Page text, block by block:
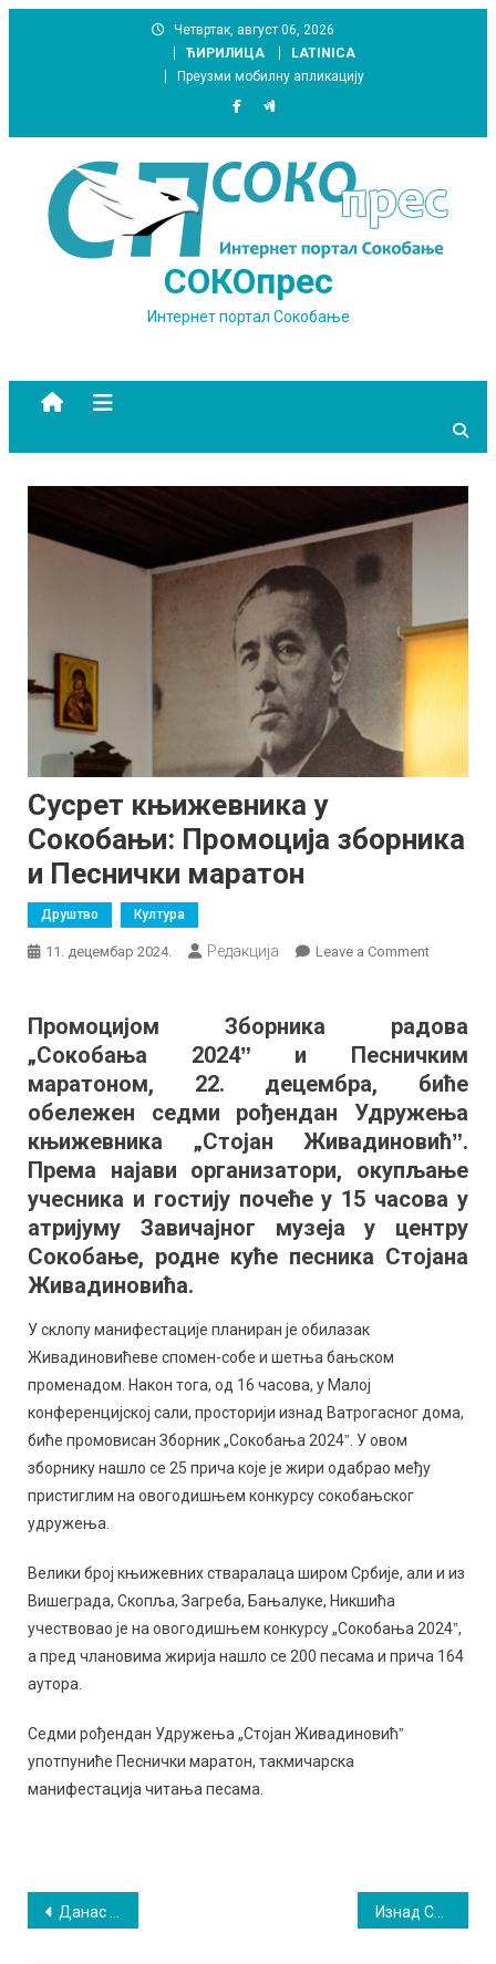
Четвртак, август 06, 2026
ЋИРИЛИЦА
LATINICA
Преузми мобилну апликацију
СОКОпрес
Интернет портал Сокобање
Сусрет књижевника у
Сокобањи: Промоција зборника
и Песнички маратон
Друштво Култура
11. децембар 2024. Редакција Leave a Commenton
у
Песнички
маратон
Промоцијом Зборника радова
„Сокобања 2024ˮ и Песничким
маратоном, 22. децембра, биће
обележен седми рођендан Удружења
књижевника „Стојан Живадиновићˮ.
Према најави организатори, окупљање
учесника и гостију почеће у 15 часова у
атријуму Завичајног музеја у центру
Сокобање, родне куће песника Стојана
Живадиновића.
У склопу манифестације планиран је обилазак
Живадиновићеве спомен-собе и шетња бањском
променадом. Након тога, од 16 часова, у Малој
конференцијској сали, просторији изнад Ватрогасног дома,
биће промовисан Зборник „Сокобања 2024ˮ. У овом
зборнику нашло се 25 прича које је жири одабрао међу
пристиглим на овогодишњем конкурсу сокобањског
удружења.
Велики број књижевних стваралаца широм Србије, али и из
Вишеграда, Скопља, Загреба, Бањалуке, Никшића
учествовао је на овогодишњем конкурсу „Сокобања 2024ˮ,
а пред члановима жирија нашло се 200 песама и прича 164
аутора.
Седми рођендан Удружења „Стојан Живадиновићˮ
употпуниће Песнички маратон, такмичарска
манифестација читања песама.
Кретање
чланка
Данас је Међународни дан планина